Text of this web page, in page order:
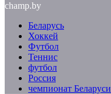
champ.by
Беларусь
Хоккей
Футбол
Теннис
футбол
Россия
чемпионат Беларуси